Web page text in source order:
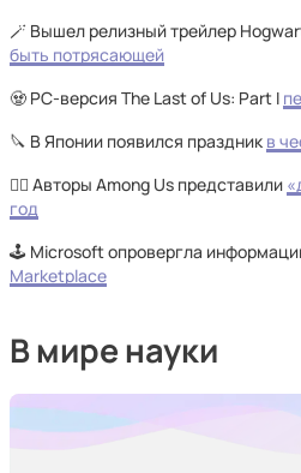
🪄 Вышел релизный трейлер
быть потрясающей
🧟 PC-версия The Last of Us: Part I
🔪 В Японии появился праздник в
🕵🏻 Авторы Among Us представили
год
🕹️ Microsoft опровергла
Marketplace
В мире науки